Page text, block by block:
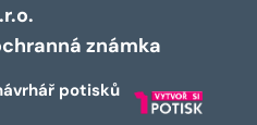
známka
potisků